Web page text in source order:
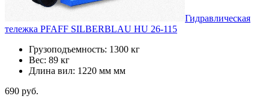
Гидравлическая
тележка PFAFF SILBERBLAU HU 26-115
Грузоподъемность: 1300 кг
Вес: 89 кг
Длина вил: 1220 мм мм
690 руб.